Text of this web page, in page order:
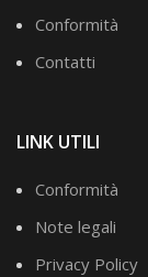
Conformità
Contatti
LINK UTILI
Conformità
Note legali
Privacy Policy